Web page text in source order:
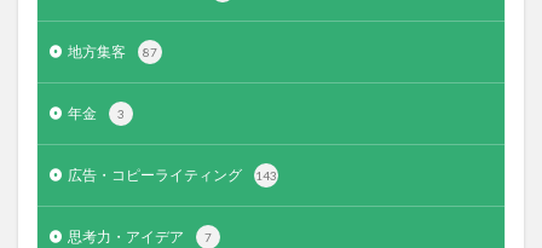
地方集客 87
年金 3
広告・コピーライティング 143
思考力・アイデア 7